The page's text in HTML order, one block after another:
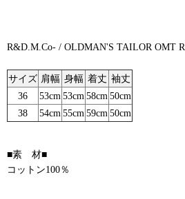
R&D.M.Co- / OLDMAN'S TAILOR OMT
サイズ 肩幅 身幅 着丈 袖丈
36
53cm 53cm 58cm 50cm
38
54cm 55cm 59cm 50cm
■素 材■
コットン100％